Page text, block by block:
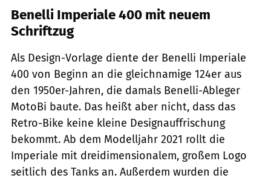
Benelli Imperiale 400 mit neuem
Schriftzug
Als Design-Vorlage diente der Benelli Imperiale
400 von Beginn an die gleichnamige 124er aus
den 1950er-Jahren, die damals Benelli-Ableger
MotoBi baute. Das heißt aber nicht, dass das
Retro-Bike keine kleine Designauffrischung
bekommt. Ab dem Modelljahr 2021 rollt die
Imperiale mit dreidimensionalem, großem Logo
seitlich des Tanks an. Außerdem wurden die